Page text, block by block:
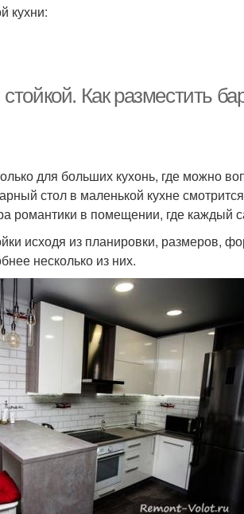
кухни:
Как разместить
для больших кухонь, где можно
стол в маленькой кухне
романтики в помещении, где каждый
исходя из планировки, размеров,
несколько из них.